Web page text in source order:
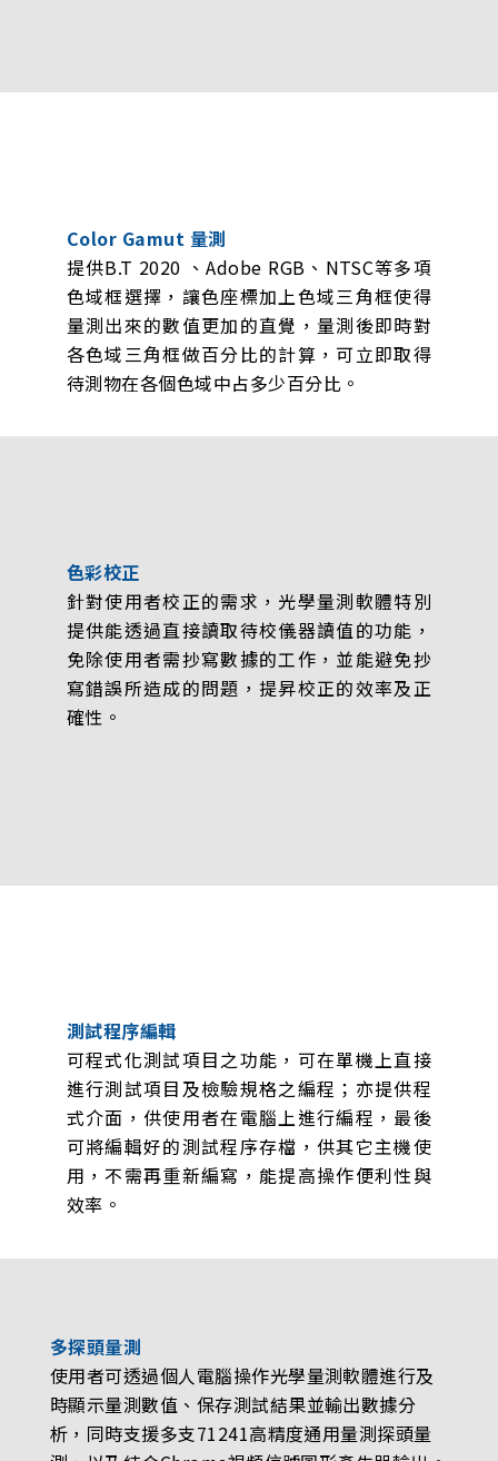
Color Gamut 量測
提供B.T 2020 、Adobe RGB、NTSC等多項
色域框選擇，讓色座標加上色域三角框使得
量測出來的數值更加的直覺，量測後即時對
各色域三角框做百分比的計算，可立即取得
待測物在各個色域中占多少百分比。
色彩校正
針對使用者校正的需求，光學量測軟體特別
提供能透過直接讀取待校儀器讀值的功能，
免除使用者需抄寫數據的工作，並能避免抄
寫錯誤所造成的問題，提昇校正的效率及正
確性。
測試程序編輯
可程式化測試項目之功能，可在單機上直接
進行測試項目及檢驗規格之編程；亦提供程
式介面，供使用者在電腦上進行編程，最後
可將編輯好的測試程序存檔，供其它主機使
用，不需再重新編寫，能提高操作便利性與
效率。
多探頭量測
使用者可透過個人電腦操作光學量測軟體進行及
時顯示量測數值、保存測試結果並輸出數據分
析，同時支援多支71241高精度通用量測探頭量